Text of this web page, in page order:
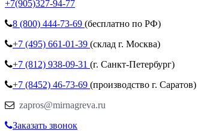
+7(905)327-94-77
8 (800) 444-73-69 (бесплатно по РФ)
+7 (495) 661-01-39 (склад г. Москва)
+7 (812) 938-09-31 (г. Санкт-Петербург)
+7 (8452) 46-73-69 (производство г. Саратов)
zapros@mirnagreva.ru
Заказать звонок